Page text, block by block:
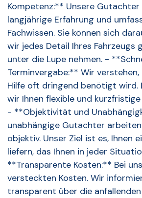
Kompetenz:** Unsere
langjährige Erfahrung und
Fachwissen. Sie können sich
wir jedes Detail Ihres Fahrzeugs
unter die Lupe nehmen. -
Terminvergabe:** Wir verstehen,
Hilfe oft dringend benötigt wird.
wir Ihnen flexible und
- **Objektivität und
unabhängige Gutachter
objektiv. Unser Ziel ist es, Ihnen
liefern, das Ihnen in jeder
**Transparente Kosten:** Bei
versteckten Kosten. Wir
transparent über die